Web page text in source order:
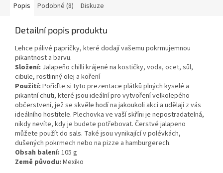
Popis Podobné (8) Diskuze
Detailní popis produktu
Lehce pálivé papričky, které dodají vašemu pokrmujemnou
pikantnost a barvu.
Složení: Jalapeňo chilli krájené na kostičky, voda, ocet, sůl,
cibule, rostlinný olej a koření
Použití: Pořiďte si tyto prezentace plátků plných kyselé a
pikantní chuti, které jsou ideální pro vytvoření velkolepého
občerstvení, jež se skvěle hodí na jakoukoli akci a udělají z vás
ideálního hostitele. Plechovka ve vaší skříni je nepostradatelná,
nikdy nevíte, kdy je budete potřebovat. Čerstvé jalapeno
můžete použít do sals. Také jsou vynikající v polévkách,
dušených pokrmech nebo na pizze a hamburgerech.
Obsah balení: 105 g
Země původu: Mexiko